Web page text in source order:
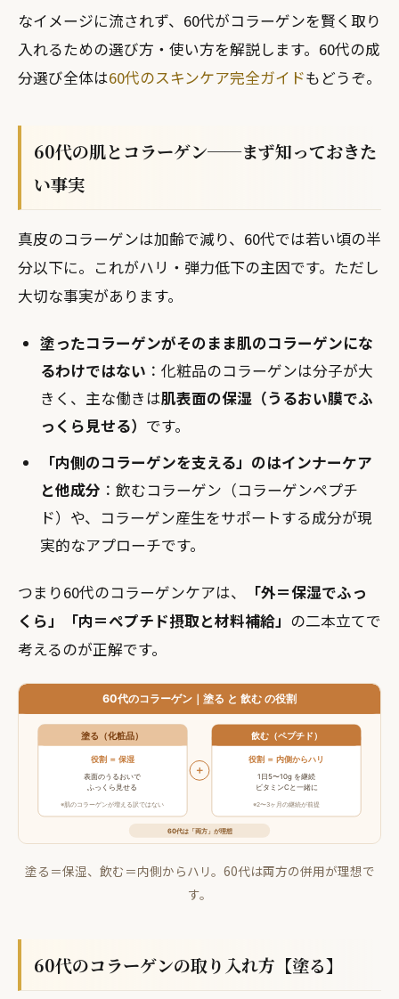
なイメージに流されず、60代がコラーゲンを賢く取り
入れるための選び方・使い方を解説します。60代の成
分選び全体は60代のスキンケア完全ガイドもどうぞ。
60代の肌とコラーゲン──まず知っておきた
い事実
真皮のコラーゲンは加齢で減り、60代では若い頃の半
分以下に。これがハリ・弾力低下の主因です。ただし
大切な事実があります。
塗ったコラーゲンがそのまま肌のコラーゲンにな
るわけではない ：化粧品のコラーゲンは分子が大
きく、主な働きは肌表面の保湿（うるおい膜でふ
っくら見せる） です。
「内側のコラーゲンを支える」のはインナーケア
と他成分 ：飲むコラーゲン（コラーゲンペプチ
ド）や、コラーゲン産生をサポートする成分が現
実的なアプローチです。
つまり60代のコラーゲンケアは、
「外＝保湿でふっ
くら」「内＝ペプチド摂取と材料補給」 の二本立てで
考えるのが正解です。
塗る＝保湿、飲む＝内側からハリ。60代は両方の併用が理想で
す。
60代のコラーゲンの取り入れ方【塗る】